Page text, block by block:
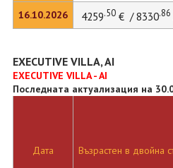
16.10.2026
4259.50€ / 8330.86
EXECUTIVE VILLA, AI
EXECUTIVE VILLA - AI
Последната актуализация на
Дата Възрастен в двойна